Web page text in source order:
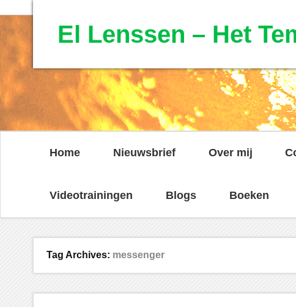
El Lenssen – Het
Home Nieuwsbrief Over mij
Videotrainingen Blogs Boeken
Tag Archives: messenger